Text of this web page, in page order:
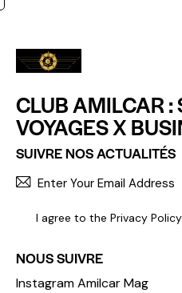
CLUB AMILCAR :
VOYAGES X
SUIVRE NOS ACTUALITÉS
I agree to the Privacy Policy
NOUS SUIVRE
Instagram Amilcar Mag